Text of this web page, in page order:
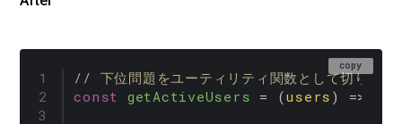
copy
// 下位問題をユーティリティ関数として切り出す
const getActiveUsers = (users ) =>